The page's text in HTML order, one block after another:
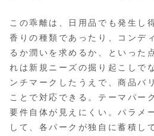
この乖離は、日用品でも発生し
香りの種類であったり、コンデ
るか潤いを求めるか、といった
れは新規ニーズの掘り起こしで
ンチマークしたうえで、商品バ
ことで対応できる。テーマパー
要件自体が見えにくい。パラメ
して、各パークが独自に蓄積し